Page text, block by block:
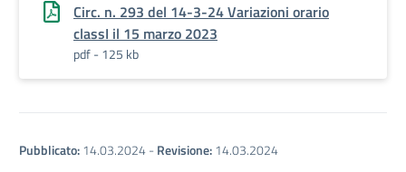
Circ. n. 293 del 14-3-24 Variazioni orario
classI il 15 marzo 2023
pdf - 125 kb
Pubblicato:14.03.2024-Revisione:14.03.2024